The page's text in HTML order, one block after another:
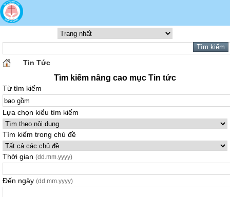
Tin Tức
Tìm kiếm nâng cao mục Tin tức
Từ tìm kiếm
Lựa chọn kiểu tìm kiếm
Tìm kiếm trong chủ đề
Thời gian (dd.mm.yyyy)
Đến ngày (dd.mm.yyyy)